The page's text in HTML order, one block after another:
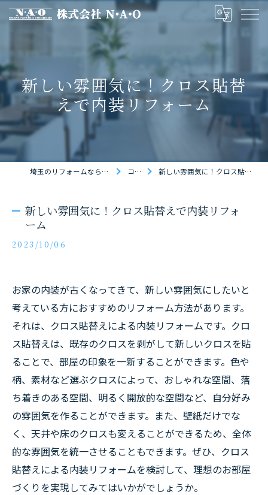
新しい雰囲気に！クロス貼替
えで内装リフォーム
埼玉のリフォームなら株式会社N・A・O コラム 新しい雰囲気に！クロス貼替えで内装リフォーム
新しい雰囲気に！クロス貼替えで内装リフォ
ーム
2023/10/06
お家の内装が古くなってきて、新しい雰囲気にしたいと
考えている方におすすめのリフォーム方法があります。
それは、クロス貼替えによる内装リフォームです。クロ
ス貼替えは、既存のクロスを剥がして新しいクロスを貼
ることで、部屋の印象を一新することができます。色や
柄、素材など選ぶクロスによって、おしゃれな空間、落
ち着きのある空間、明るく開放的な空間など、自分好み
の雰囲気を作ることができます。また、壁紙だけでな
く、天井や床のクロスも変えることができるため、全体
的な雰囲気を統一させることもできます。ぜひ、クロス
貼替えによる内装リフォームを検討して、理想のお部屋
づくりを実現してみてはいかがでしょうか。